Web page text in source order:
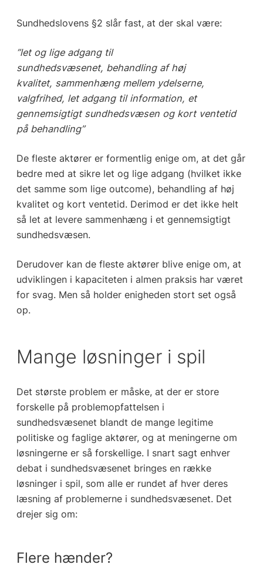
Sundhedslovens §2 slår fast, at der skal være:
”let og lige adgang til
sundhedsvæsenet, behandling af høj
kvalitet, sammenhæng mellem ydelserne,
valgfrihed, let adgang til information, et
gennemsigtigt sundhedsvæsen og kort ventetid
på behandling”
De fleste aktører er formentlig enige om, at det går
bedre med at sikre let og lige adgang (hvilket ikke
det samme som lige outcome), behandling af høj
kvalitet og kort ventetid. Derimod er det ikke helt
så let at levere sammenhæng i et gennemsigtigt
sundhedsvæsen.
Derudover kan de fleste aktører blive enige om, at
udviklingen i kapaciteten i almen praksis har været
for svag. Men så holder enigheden stort set også
op.
Mange løsninger i spil
Det største problem er måske, at der er store
forskelle på problemopfattelsen i
sundhedsvæsenet blandt de mange legitime
politiske og faglige aktører, og at meningerne om
løsningerne er så forskellige. I snart sagt enhver
debat i sundhedsvæsenet bringes en række
løsninger i spil, som alle er rundet af hver deres
læsning af problemerne i sundhedsvæsenet. Det
drejer sig om:
Flere hænder?